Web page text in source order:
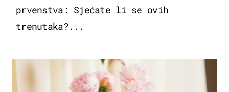
prvenstva: Sjećate li se ovih
trenutaka?...
MODA & LJEPOTA